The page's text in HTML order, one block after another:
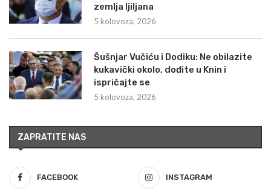
zemlja ljiljana
5 kolovoza, 2026
Šušnjar Vučiću i Dodiku: Ne obilazite
kukavički okolo, dođite u Knin i
ispričajte se
5 kolovoza, 2026
ZAPRATITE NAS
FACEBOOK INSTAGRAM